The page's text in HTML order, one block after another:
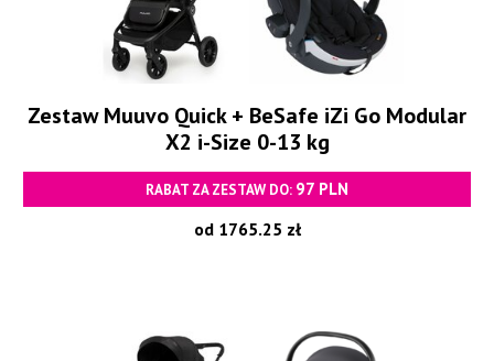
Zestaw Muuvo Quick + BeSafe iZi Go Modular
X2 i-Size 0-13 kg
RABAT ZA ZESTAW DO: 97 PLN
od 1765.25 zł